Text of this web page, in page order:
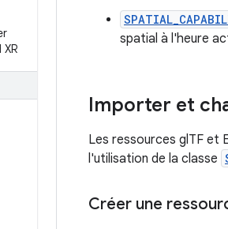
spatial à l'heure
Importer et
Les ressources glTF et
l'utilisation de la classe
Créer une